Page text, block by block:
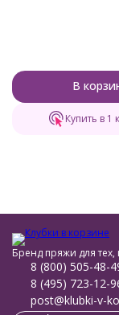
В
Купить в 1
Бренд пряжи для
8 (800) 505-48-
8 (495) 723-12-
post@klubki-v-